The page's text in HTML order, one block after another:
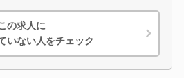
の求人に
いない人をチェック